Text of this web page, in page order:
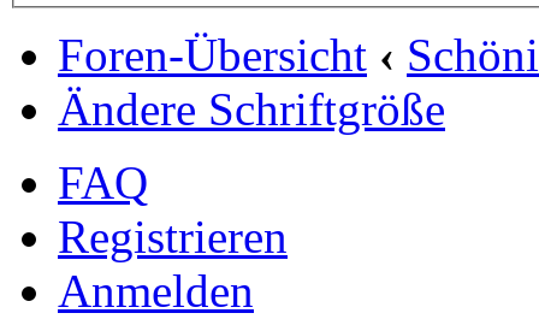
Foren-Übersicht ‹
Ändere Schriftgröße
FAQ
Registrieren
Anmelden